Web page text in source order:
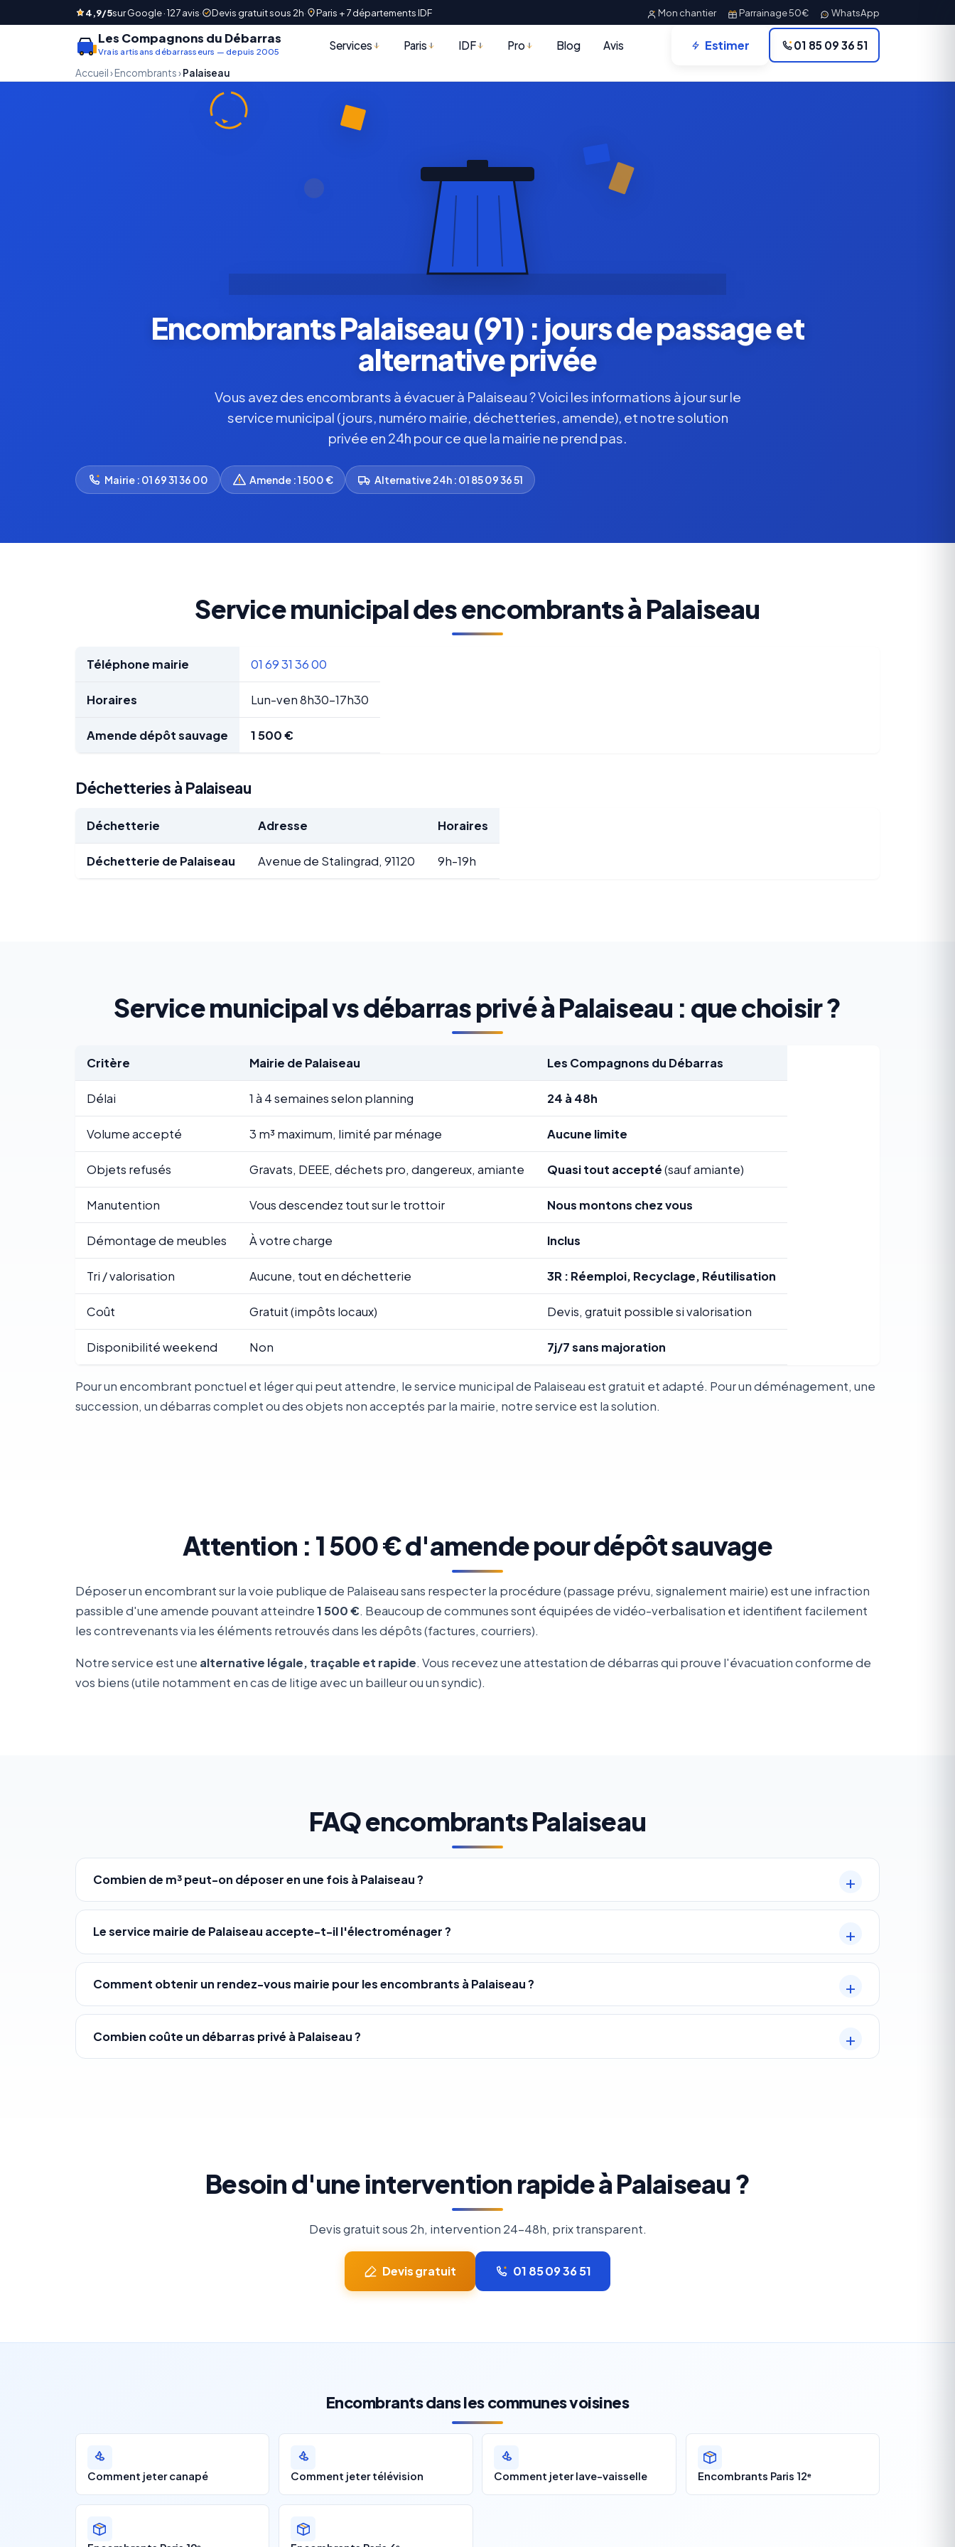
4,9/5sur Google · 127 avis· Devis gratuit sous 2h· Paris + 7 départements IDF Mon chantier Parrainage 50€ WhatsApp
Les Compagnons du Débarras
Vrais artisans débarrasseurs — depuis 2005 Services Paris IDF Pro Blog Avis Estimer 01 85 09 36 51
Accueil›Encombrants›Palaiseau
Encombrants Palaiseau (91) : jours de passage et
alternative privée
Vous avez des encombrants à évacuer à Palaiseau ? Voici les informations à jour sur le
service municipal (jours, numéro mairie, déchetteries, amende), et notre solution
privée en 24h pour ce que la mairie ne prend pas.
Mairie : 01 69 31 36 00 Amende : 1 500 € Alternative 24h : 01 85 09 36 51
Service municipal des encombrants à Palaiseau
Téléphone mairie 01 69 31 36 00
Horaires Lun-ven 8h30-17h30
Amende dépôt sauvage 1 500 €
Déchetteries à Palaiseau
Déchetterie Adresse Horaires
Déchetterie de Palaiseau Avenue de Stalingrad, 91120 9h-19h
Service municipal vs débarras privé à Palaiseau : que choisir ?
Critère Mairie de Palaiseau Les Compagnons du Débarras
Délai 1 à 4 semaines selon planning 24 à 48h
Volume accepté 3 m³ maximum, limité par ménage Aucune limite
Objets refusés Gravats, DEEE, déchets pro, dangereux, amiante Quasi tout accepté(sauf amiante)
Manutention Vous descendez tout sur le trottoir Nous montons chez vous
Démontage de meubles À votre charge Inclus
Tri / valorisation Aucune, tout en déchetterie 3R : Réemploi, Recyclage, Réutilisation
Coût Gratuit (impôts locaux) Devis, gratuit possible si valorisation
Disponibilité weekend Non 7j/7 sans majoration
Pour un encombrant ponctuel et léger qui peut attendre, le service municipal de Palaiseau est gratuit et adapté. Pour un déménagement, une
succession, un débarras complet ou des objets non acceptés par la mairie, notre service est la solution.
Attention : 1 500 € d'amende pour dépôt sauvage
Déposer un encombrant sur la voie publique de Palaiseau sans respecter la procédure (passage prévu, signalement mairie) est une infraction
passible d'une amende pouvant atteindre1 500 €. Beaucoup de communes sont équipées de vidéo-verbalisation et identifient facilement
les contrevenants via les éléments retrouvés dans les dépôts (factures, courriers).
Notre service est une alternative légale, traçable et rapide. Vous recevez une attestation de débarras qui prouve l'évacuation conforme de
vos biens (utile notamment en cas de litige avec un bailleur ou un syndic).
FAQ encombrants Palaiseau
Combien de m³ peut-on déposer en une fois à Palaiseau ?
Le service mairie de Palaiseau accepte-t-il l'électroménager ?
Comment obtenir un rendez-vous mairie pour les encombrants à Palaiseau ?
Combien coûte un débarras privé à Palaiseau ?
Besoin d'une intervention rapide à Palaiseau ?
Devis gratuit sous 2h, intervention 24-48h, prix transparent.
Devis gratuit 01 85 09 36 51
Encombrants dans les communes voisines
Comment jeter canapé Comment jeter télévision Comment jeter lave-vaisselle Encombrants Paris 12ᵉ